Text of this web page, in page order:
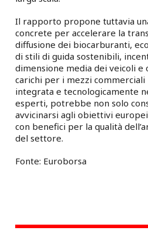
Il rapporto propone tuttavia
concrete per accelerare la
diffusione dei biocarburanti,
di stili di guida sostenibili,
dimensione media dei veicoli
carichi per i mezzi
integrata e tecnologicamente
esperti, potrebbe non solo
avvicinarsi agli obiettivi
con benefici per la qualità
del settore.
Fonte: Euroborsa